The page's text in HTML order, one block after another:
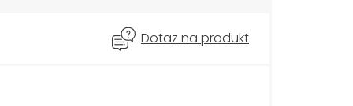
Dotaz na produkt